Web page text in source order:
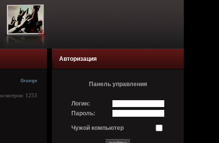
Grunge
1253
Авторизация
Панель управления
Логин:
Пароль:
Чужой компьютер